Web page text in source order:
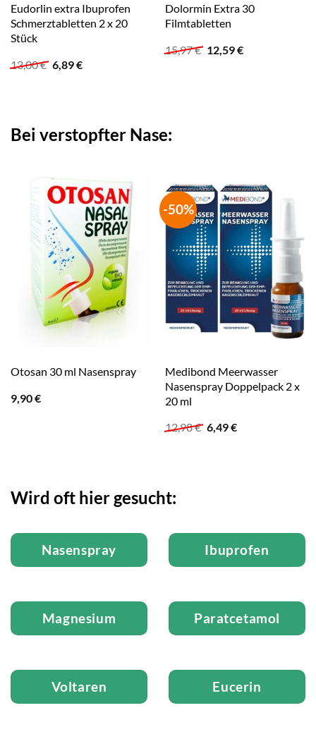
Eudorlin extra Ibuprofen
Schmerztabletten 2 x 20
Stück
13,00€ Ursprünglicher
Preis
6,89€Aktueller
Dolormin Extra 30
Filmtabletten
15,97€ Ursprünglicher
Preis
12,59€Aktueller
Bei verstopfter Nase:
Otosan 30 ml Nasenspray
9,90€
-50%
Medibond Meerwasser
Nasenspray Doppelpack 2 x
20 ml
12,98€ Ursprünglicher
6,49€Aktueller
Wird oft hier gesucht:
Nasenspray Ibuprofen
Magnesium Paratcetamol
Voltaren Eucerin